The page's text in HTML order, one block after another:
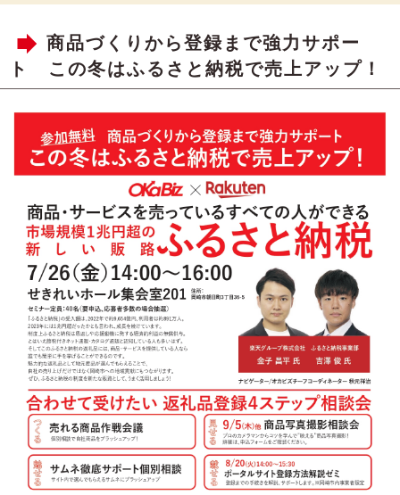
商品づくりから登録まで強力サポー
ト この冬はふるさと納税で売上アップ！